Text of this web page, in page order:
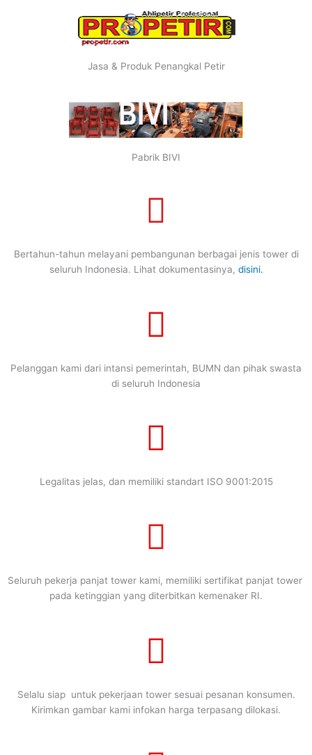
Jasa & Produk Penangkal Petir
Pabrik BIVI
Bertahun-tahun melayani pembangunan berbagai jenis tower di
seluruh Indonesia. Lihat dokumentasinya, disini.
Pelanggan kami dari intansi pemerintah, BUMN dan pihak swasta
di seluruh Indonesia
Legalitas jelas, dan memiliki standart ISO 9001:2015
Seluruh pekerja panjat tower kami, memiliki sertifikat panjat tower
pada ketinggian yang diterbitkan kemenaker RI.
Selalu siap untuk pekerjaan tower sesuai pesanan konsumen.
Kirimkan gambar kami infokan harga terpasang dilokasi.